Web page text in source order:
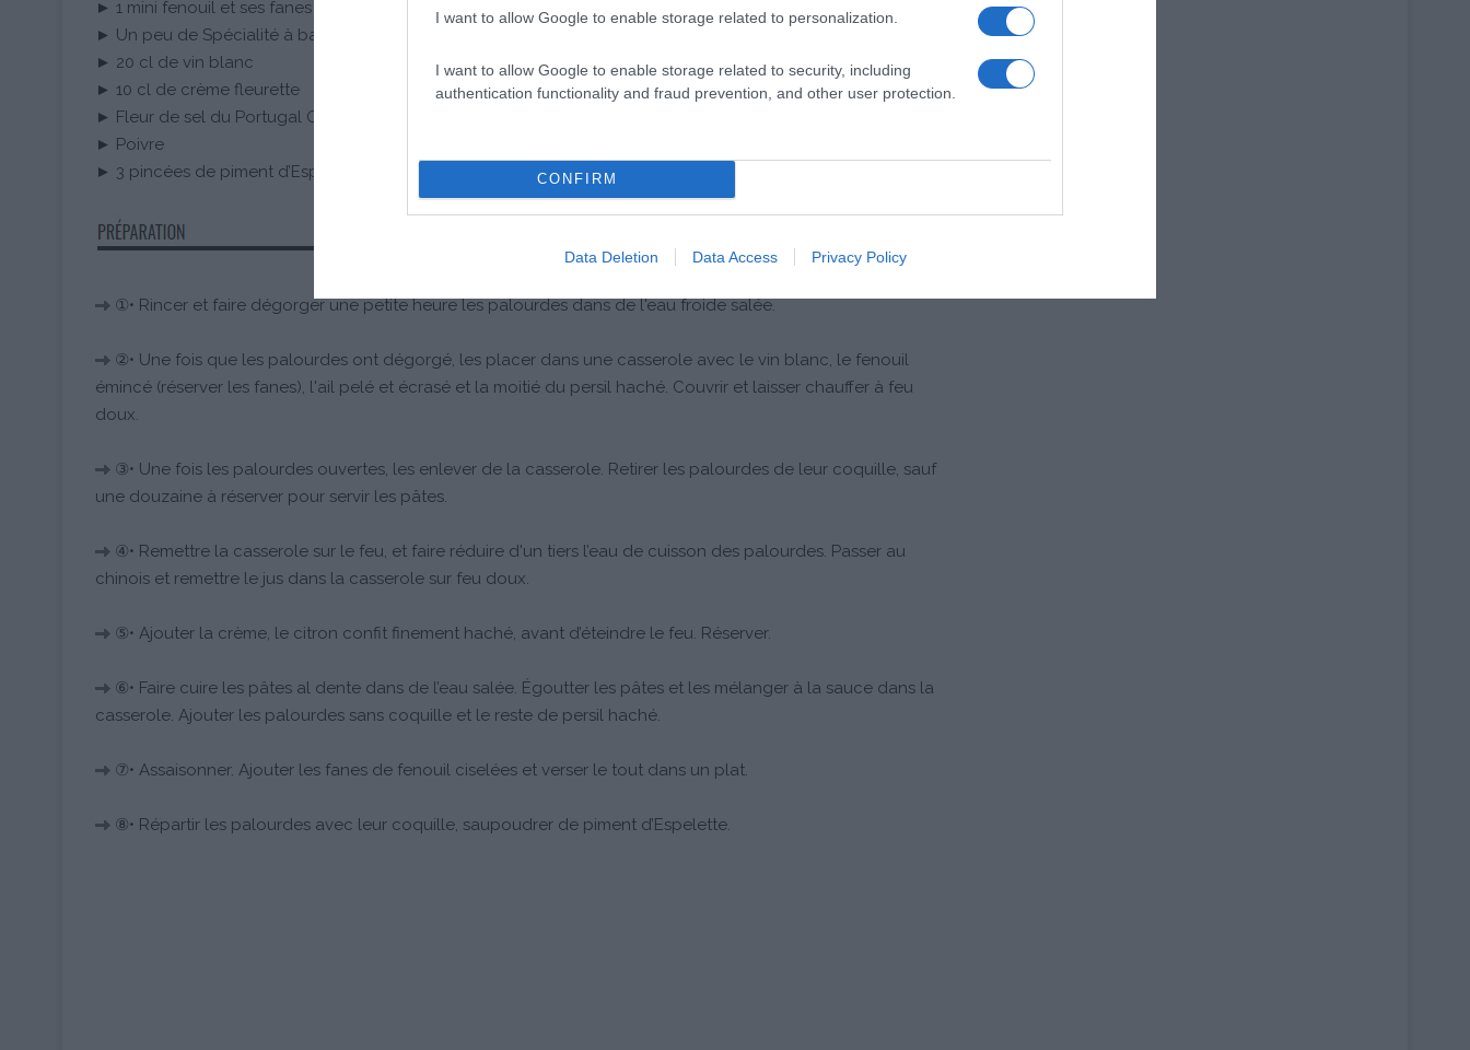
I want to allow Google to enable storage related to personalization.
I want to allow Google to enable storage related to security, including
authentication functionality and fraud prevention, and other user protection.
CONFIRM
Data Deletion Data Access Privacy Policy
► 1 mini fenouil et ses fanes
► Un peu de Spécialité à base d’olive et fenouil sauvage Oliviers&Co.®
► 20 cl de vin blanc
► 10 cl de crème fleurette
► Fleur de sel du Portugal Oliviers&Co.®
► Poivre
► 3 pincées de piment d’Espelette AOC Oliviers&Co.®
①• Rincer et faire dégorger une petite heure les palourdes dans de l'eau froide salée.
②• Une fois que les palourdes ont dégorgé, les placer dans une casserole avec le vin blanc, le fenouil
émincé (réserver les fanes), l'ail pelé et écrasé et la moitié du persil haché. Couvrir et laisser chauffer à feu
doux.
③• Une fois les palourdes ouvertes, les enlever de la casserole. Retirer les palourdes de leur coquille, sauf
une douzaine à réserver pour servir les pâtes.
④• Remettre la casserole sur le feu, et faire réduire d'un tiers l’eau de cuisson des palourdes. Passer au
chinois et remettre le jus dans la casserole sur feu doux.
⑤• Ajouter la crème, le citron confit finement haché, avant d’éteindre le feu. Réserver.
⑥• Faire cuire les pâtes al dente dans de l’eau salée. Égoutter les pâtes et les mélanger à la sauce dans la
casserole. Ajouter les palourdes sans coquille et le reste de persil haché.
⑦• Assaisonner. Ajouter les fanes de fenouil ciselées et verser le tout dans un plat.
⑧• Répartir les palourdes avec leur coquille, saupoudrer de piment d’Espelette.